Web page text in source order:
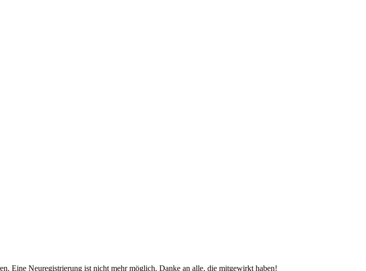
Eine Neuregistrierung ist nicht mehr möglich. Danke an alle, die mitgewirkt haben!